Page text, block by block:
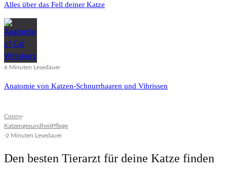
Alles über das Fell deiner Katze
6 Minuten Lesedauer
Anatomie von Katzen-Schnurrhaaren und Vibrissen
Conny·
KatzengesundheitPflege
·2 Minuten Lesedauer
Den besten Tierarzt für deine Katze finden